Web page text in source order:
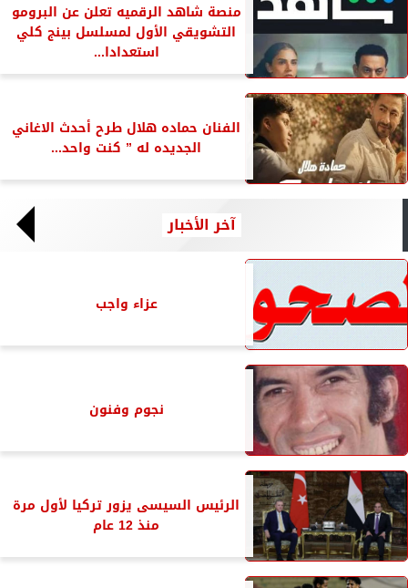
منصة شاهد الرقميه تعلن عن البرومو
التشويقي الأول لمسلسل بينج كلي
استعدادا...
الفنان حماده هلال طرح أحدث الاغاني
الجديده له ” كنت واحد...
آخر الأخبار
عزاء واجب
نجوم وفنون
الرئيس السيسى يزور تركيا لأول مرة
منذ 12 عام